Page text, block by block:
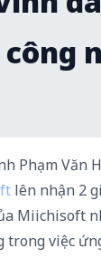
Phạm Văn
lên nhận 2
Miichisoft
việc ứng